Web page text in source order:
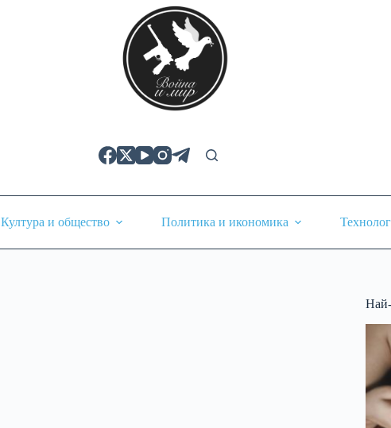
Култура и общество Политика и икономика